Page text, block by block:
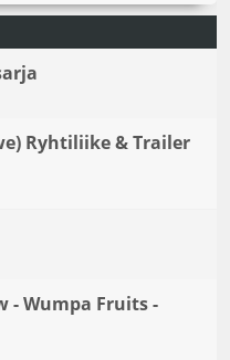
Ryhtiliike & Trailer
- Wumpa Fruits -